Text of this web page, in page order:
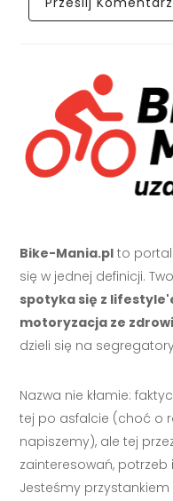
Bike-Mania.pl to portal
się w jednej definicji.
spotyka się z
motoryzacja ze
dzieli się na
Nazwa nie kłamie:
tej po asfalcie (choć o
napiszemy), ale tej
zainteresowań,
Jesteśmy